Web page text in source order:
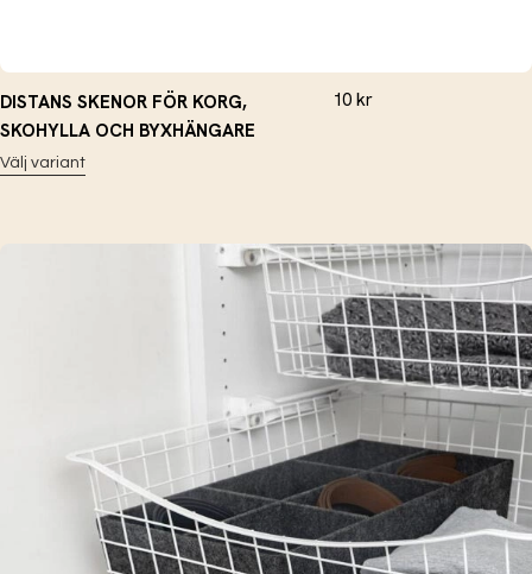
DISTANS SKENOR FÖR KORG,
SKOHYLLA OCH BYXHÄNGARE
Välj variant
10 kr